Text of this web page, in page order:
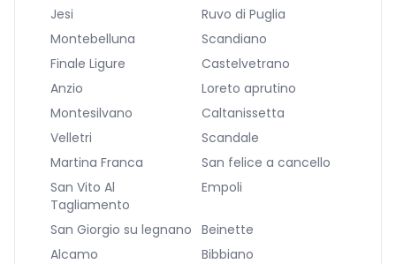
Jesi
Ruvo di Puglia
Montebelluna
Scandiano
Finale Ligure
Castelvetrano
Anzio
Loreto aprutino
Montesilvano
Caltanissetta
Velletri
Scandale
Martina Franca
San felice a cancello
San Vito Al
Tagliamento
Empoli
San Giorgio su legnano Beinette
Alcamo
Bibbiano